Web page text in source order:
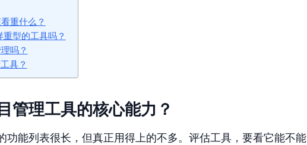
重什么？
型的工具吗？
吗？
具？
管理工具的核心能力？
功能列表很长，但真正用得上的不多。评估工具，要看它能不能